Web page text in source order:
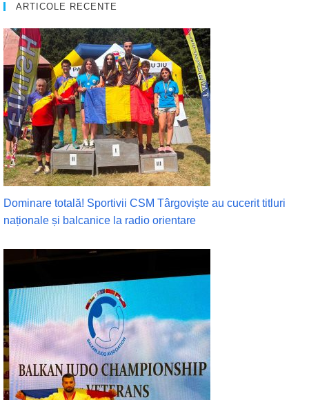
ARTICOLE RECENTE
Dominare totală! Sportivii CSM Târgoviște au cucerit titluri
naționale și balcanice la radio orientare